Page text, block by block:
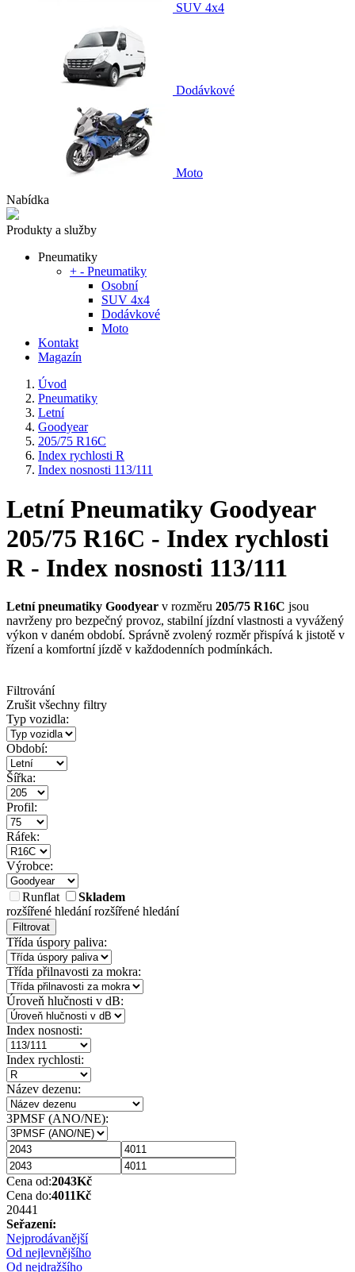
SUV 4x4
Dodávkové
Moto
Nabídka
Produkty a služby
Pneumatiky
+ - Pneumatiky
Osobní
SUV 4x4
Dodávkové
Moto
Kontakt
Magazín
Úvod
Pneumatiky
Letní
Goodyear
205/75 R16C
Index rychlosti R
Index nosnosti 113/111
Letní Pneumatiky Goodyear
205/75 R16C - Index rychlosti
R - Index nosnosti 113/111
Letní pneumatiky Goodyear v rozměru 205/75 R16C jsou
navrženy pro bezpečný provoz, stabilní jízdní vlastnosti a vyvážený
výkon v daném období. Správně zvolený rozměr přispívá k jistotě v
řízení a komfortní jízdě v každodenních podmínkách.
Filtrování
Zrušit všechny filtry
Typ vozidla:
Období:
Šířka:
Profil:
Ráfek:
Výrobce:
Runflat
Skladem
rozšířené hledánírozšířené hledání
Filtrovat
Třída úspory paliva:
Třída přilnavosti za mokra:
Úroveň hlučnosti v dB:
Index nosnosti:
Index rychlosti:
Název dezenu:
3PMSF (ANO/NE):
Cena od:2043Kč
Cena do:4011Kč
20441
Seřazení:
Nejprodávanější
Od nejlevnějšího
Od nejdražšího